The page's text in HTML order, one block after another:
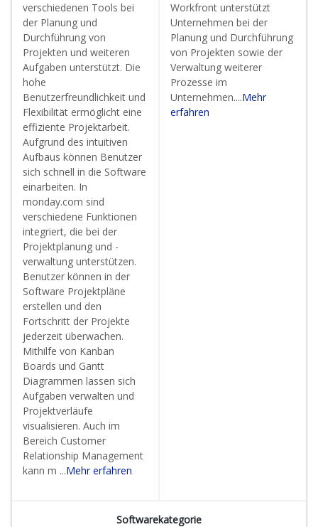
verschiedenen Tools bei
der Planung und
Durchführung von
Projekten und weiteren
Aufgaben unterstützt. Die
hohe
Benutzerfreundlichkeit und
Flexibilität ermöglicht eine
effiziente Projektarbeit.
Aufgrund des intuitiven
Aufbaus können Benutzer
sich schnell in die Software
einarbeiten. In
monday.com sind
verschiedene Funktionen
integriert, die bei der
Projektplanung und -
verwaltung unterstützen.
Benutzer können in der
Software Projektpläne
erstellen und den
Fortschritt der Projekte
jederzeit überwachen.
Mithilfe von Kanban
Boards und Gantt
Diagrammen lassen sich
Aufgaben verwalten und
Projektverläufe
visualisieren. Auch im
Bereich Customer
Relationship Management
kann m ...Mehr erfahren
Workfront unterstützt
Unternehmen bei der
Planung und Durchführung
von Projekten sowie der
Verwaltung weiterer
Prozesse im
Unternehmen....Mehr
erfahren
Softwarekategorie